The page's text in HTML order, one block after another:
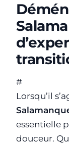
#
Lorsqu’il
essentielle
douceur.